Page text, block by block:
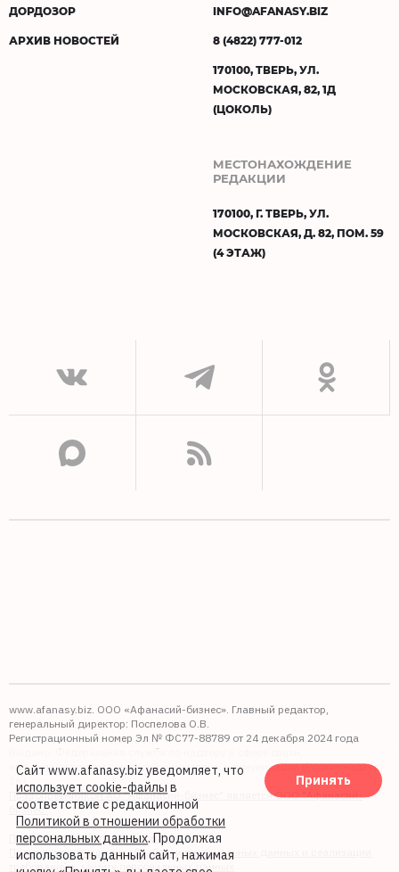
ДОРДОЗОР
АРХИВ НОВОСТЕЙ
INFO@AFANASY.BIZ
8 (4822) 777-012
170100, ТВЕРЬ, УЛ.
МОСКОВСКАЯ, 82, 1Д
(ЦОКОЛЬ)
МЕСТОНАХОЖДЕНИЕ
РЕДАКЦИИ
170100, Г. ТВЕРЬ, УЛ.
МОСКОВСКАЯ, Д. 82, ПОМ. 59
(4 ЭТАЖ)
www.afanasy.biz. ООО «Афанасий-бизнес». Главный редактор,
генеральный директор: Поспелова О.В.
Регистрационный номер Эл № ФС77-88789 от 24 декабря 2024 года
Выдано: Федеральная служба по надзору в сфере связи,
информационных технологий и массовых коммуникаций (Роскомнадзор).
Правопреемником АО "Афанасий-бизнес" является ООО "Афанасий-
бизнес"
Политика обработки файлов cookie
Политика в отношении обработки персональных данных и реализации
требований к защите персональных данных
Сайт www.afanasy.biz уведомляет, что
использует cookie-файлы в
соответствие с редакционной
Политикой в отношении обработки
персональных данных. Продолжая
использовать данный сайт, нажимая
Принять